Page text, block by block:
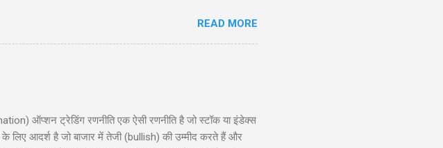
धणी- तो इत्तो मेकअप क्यूँ करयो है लुगाई- काल अख़बार म्हें म्हारो
की छोटी स्कूल में पहुंचे और निरिक्षण शुरू किया । निरीक्षक लड़कों से:
READ MORE
ऑप्शन ट्रेडिंग रणनीति एक ऐसी रणनीति है जो स्टॉक या इंडेक्स
लिए आदर्श है जो बाजार में तेजी (bullish) की उम्मीद करते हैं और